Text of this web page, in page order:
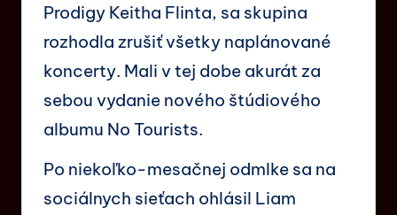
Prodigy Keitha Flinta, sa skupina
rozhodla zrušiť všetky naplánované
koncerty. Mali v tej dobe akurát za
sebou vydanie nového štúdiového
albumu No Tourists.
Po niekoľko-mesačnej odmlke sa na
sociálnych sieťach ohlásil Liam